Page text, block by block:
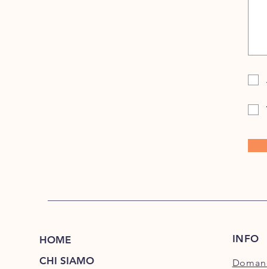
HOME
CHI SIAMO
INFO